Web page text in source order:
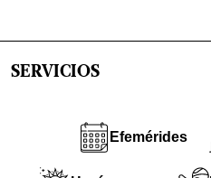
SERVICIOS
Efemérides